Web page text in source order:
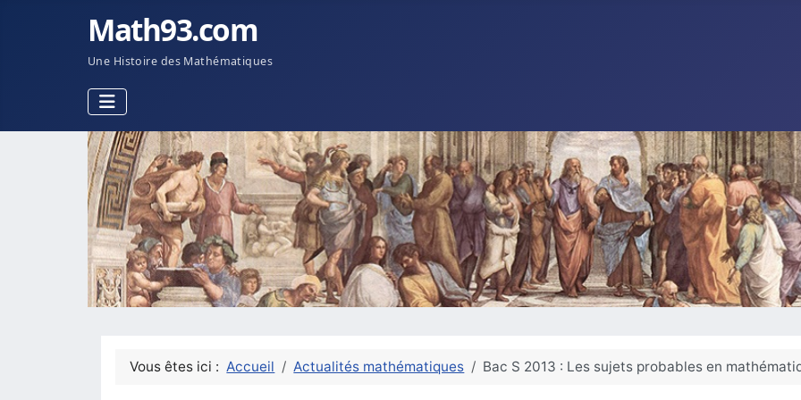
Math93.com
Une Histoire des Mathématiques
Vous êtes ici :Accueil Actualités mathématiques Bac S 2013 : Les sujets probables en